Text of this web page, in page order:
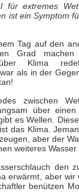
für extremes
ist ein Symptom
Tag auf den
Grad machen
Klima
als in der
zwischen
über einen
es Wellen.
das Klima.
aber der
weiteres
den
erwärmt, aber
benützen